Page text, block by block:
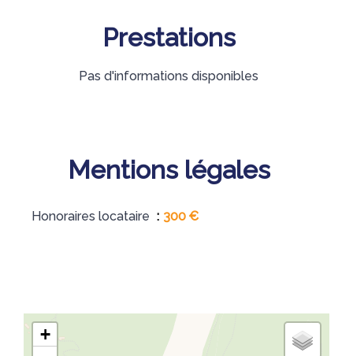
Prestations
Pas d'informations disponibles
Mentions légales
Honoraires locataire 300 €
+